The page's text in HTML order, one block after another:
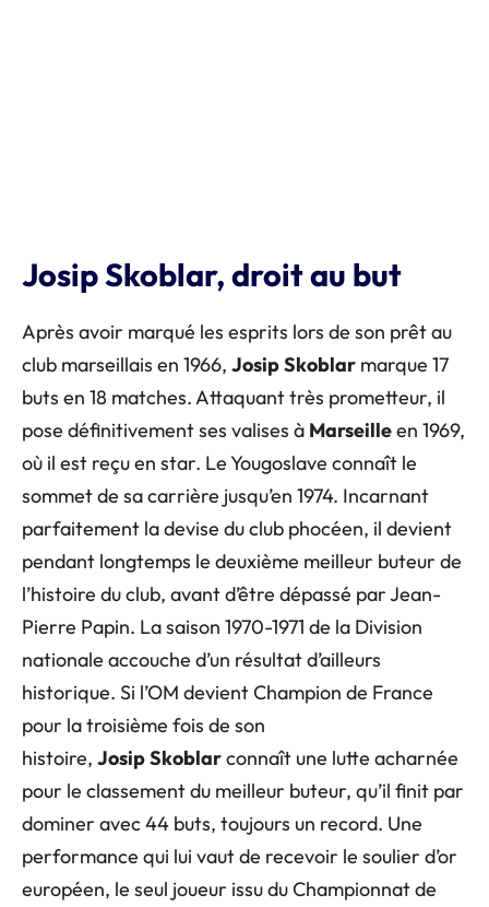
Josip Skoblar, droit au but
Après avoir marqué les esprits lors de son prêt au
club marseillais en 1966, JosipSkoblar marque 17
buts en 18 matches. Attaquant très prometteur, il
pose définitivement ses valises à Marseilleen 1969,
où il est reçu en star. Le Yougoslave connaît le
sommet de sa carrière jusqu’en 1974. Incarnant
parfaitement la devise du club phocéen, il devient
pendant longtemps le deuxième meilleur buteur de
l’histoire du club, avant d’être dépassé par Jean-
Pierre Papin. La saison 1970-1971 de la Division
nationale accouche d’un résultat d’ailleurs
historique. Si l’OM devient Champion de France
pour la troisième fois de son
histoire, JosipSkoblarconnaît une lutte acharnée
pour le classement du meilleur buteur, qu’il finit par
dominer avec 44 buts, toujours un record. Une
performance qui lui vaut de recevoir le soulier d’or
européen, le seul joueur issu du Championnat de